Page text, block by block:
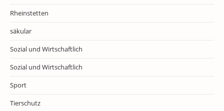
Rheinstetten
säkular
Sozial und Wirtschaftlich
Sozial und Wirtschaftlich
Sport
Tierschutz